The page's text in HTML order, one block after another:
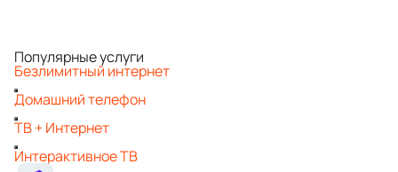
Популярные услуги
Безлимитный интернет
Домашний телефон
ТВ + Интернет
Интерактивное ТВ